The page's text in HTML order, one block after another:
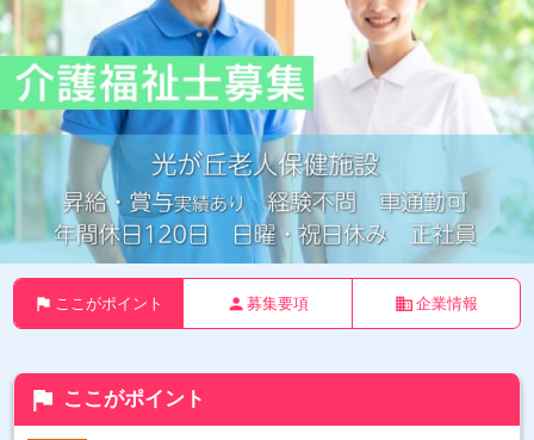
flag ここがポイント person 募集要項 business 企業情報
flag ここがポイント